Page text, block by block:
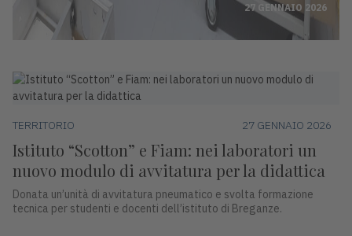
27 GENNAIO 2026
TERRITORIO 27 GENNAIO 2026
Istituto “Scotton” e Fiam: nei laboratori un
nuovo modulo di avvitatura per la didattica
Donata un’unità di avvitatura pneumatico e svolta formazione
tecnica per studenti e docenti dell’istituto di Breganze.